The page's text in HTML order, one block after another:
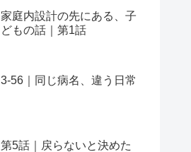
家庭内設計の先にある、子
どもの話｜第1話
3-56｜同じ病名、違う日常
第5話｜戻らないと決めた